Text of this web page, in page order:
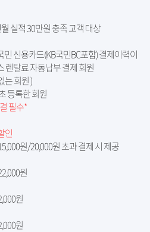
실적 30만원 충족 고객 대상
신용카드(KB국민BC포함) 결제이력이
렌탈료 자동납부 결제 회원
는 회원 )
등록한 회원
필수*
인
원/20,000원 초과 결제 시 제공
원
원
원